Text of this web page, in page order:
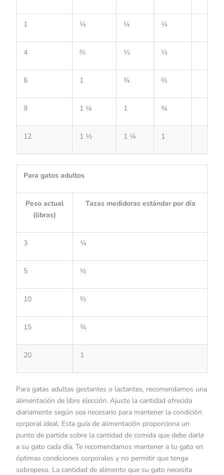
1 ¼ ¼ ¼
4 ⅔ ½ ½
6 1 ¾ ⅔
9 1 ¼ 1 ¾
12 1 ½ 1 ¼ 1
Para gatos adultos
Peso actual
(libras)
Tazas medidoras estándar por día
3 ¼
5 ⅓
10 ⅔
15 ¾
20 1
Para gatas adultas gestantes o lactantes, recomendamos una
alimentación de libre elección. Ajuste la cantidad ofrecida
diariamente según sea necesario para mantener la condición
corporal ideal. Esta guía de alimentación proporciona un
punto de partida sobre la cantidad de comida que debe darle
a su gato cada día. Te recomendamos mantener a tu gato en
óptimas condiciones corporales y no permitir que tenga
sobrepeso. La cantidad de alimento que su gato necesita